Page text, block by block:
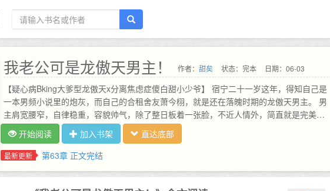
我老公可是龙傲天男主！ 作者： 甜矣 状态：完本 日期：06-03
【疑心病Bking大爹型龙傲天x分离焦虑症傻白甜小少爷】 宿宁二十一岁这年，得知自己是
一本男频小说里的炮灰，而自己的合租舍友萧今栩，就是还在落魄时期的龙傲天男主。 男
主肩宽腰窄，自律稳重，容貌帅气，除了整日板着一张脸，不近人情外，简直就是完美男
友人选。 唯有一点不好，就是太穷。 但没关系，萧今栩可是龙傲天，莫欺少年穷，将来他
可是整个A市的主宰！ 宿宁越看越满意，与其就这样被家里送出去给不认识的人联姻，还
不如挑个自己喜欢的萧今栩就很不错。 于是宿宁与萧今栩光速恋爱了。 宿宁扶贫穷小子的
懂什么！ 他老公可是潜力股！龙傲天来的！ 萧今栩是快穿局龙傲天系统的金牌员工，完成
开始阅读 加入书架 直达底部
最新更新 第63章 正文完结